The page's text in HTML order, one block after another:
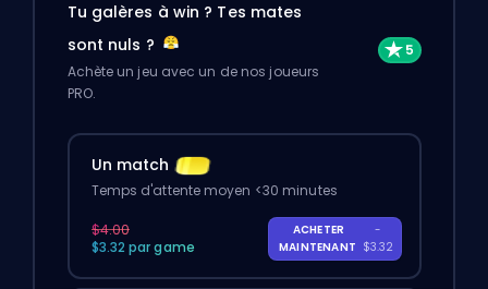
Tu galères à win ? Tes mates
sont nuls ?
Achète un jeu avec un de nos joueurs
PRO.
Un match
Temps d'attente moyen <30 minutes
$4.00
$3.32 par game
ACHETER
MAINTENANT
-
$3.32